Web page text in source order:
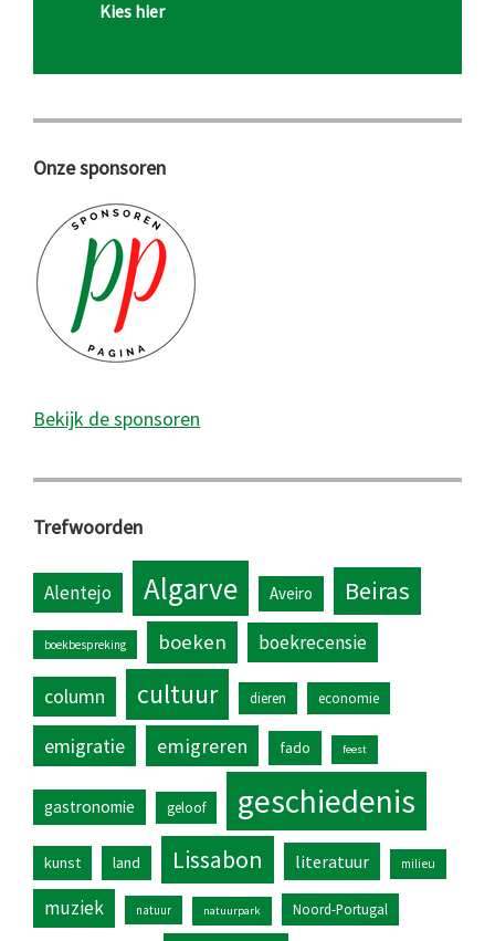
Kies hier
Onze sponsoren
Bekijk de sponsoren
Trefwoorden
Alentejo Algarve Aveiro Beiras
boekbespreking boeken boekrecensie
column cultuur dieren economie
emigratie emigreren fado feest
gastronomie geloof geschiedenis
kunst land Lissabon literatuur milieu
muziek natuur natuurpark Noord-Portugal